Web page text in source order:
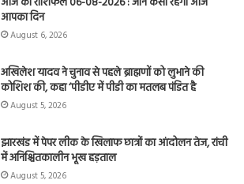
आपका दिन
August 6, 2026
अखिलेश यादव ने चुनाव से पहले ब्राह्मणों को लुभाने की
कोशिश की, कहा ‘पीडीए में पीडी का मतलब पंडित है
August 5, 2026
झारखंड में पेपर लीक के खिलाफ छात्रों का आंदोलन तेज, रांची
में अनिश्चितकालीन भूख हड़ताल
August 5, 2026